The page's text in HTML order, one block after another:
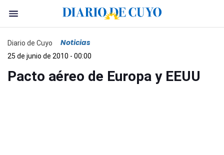
Diario de Cuyo Noticias
25 de junio de 2010 - 00:00
Pacto aéreo de Europa y EEUU